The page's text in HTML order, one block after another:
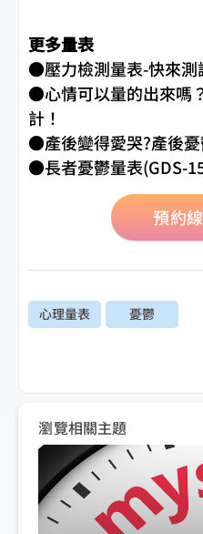
更多量表
●壓力檢測量表-快來
●心情可以量的出來嗎
計！
●產後變得愛哭?產後
●長者憂鬱量表(GDS-
預約
心理量表 憂鬱
瀏覽相關主題